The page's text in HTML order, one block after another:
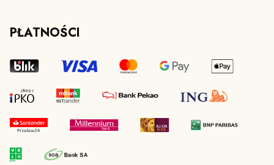
PŁATNOŚCI